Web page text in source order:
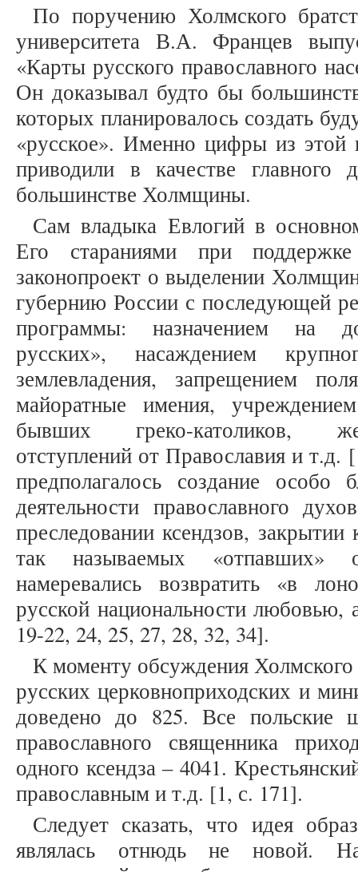
По поручению Холмского
университета В.А. Францев
«Карты русского православного
Он доказывал будто бы
которых планировалось создать
«русское». Именно цифры из
приводили в качестве главного
большинстве Холмщины.
Сам владыка Евлогий в
Его стараниями при поддержке
законопроект о выделении
губернию России с последующей
программы: назначением на
русских», насаждением
землевладения, запрещением
майоратные имения,
бывших греко-католиков,
отступлений от Православия и
предполагалось создание особо
деятельности православного
преследовании ксендзов,
так называемых
намеревались возвратить «в
русской национальности
19-22, 24, 25, 27, 28, 32, 34].
К моменту обсуждения
русских церковноприходских и
доведено до 825. Все польские
православного священника
одного ксендза – 4041.
православным и т.д. [1, с. 171].
Следует сказать, что идея
являлась отнюдь не новой.